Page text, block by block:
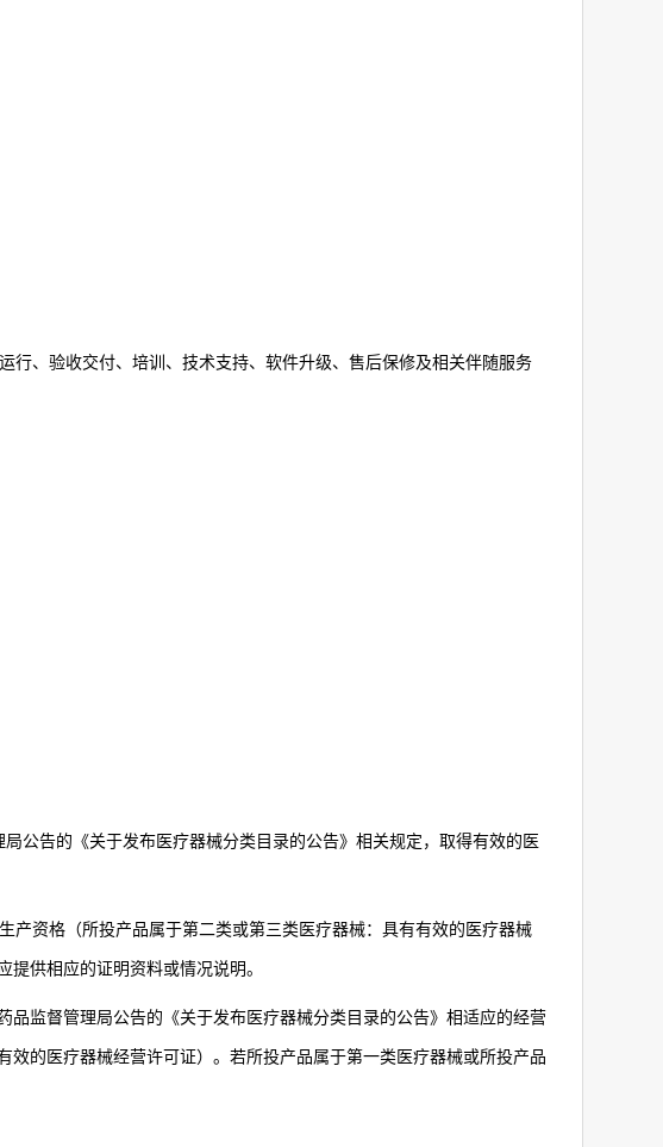
行、验收交付、培训、技术支持、软件升级、售后保修及相关伴随服务
公告的《关于发布医疗器械分类目录的公告》相关规定，取得有效的医
产资格（所投产品属于第二类或第三类医疗器械：具有有效的医疗器械
供相应的证明资料或情况说明。
品监督管理局公告的《关于发布医疗器械分类目录的公告》相适应的经营
的医疗器械经营许可证）。若所投产品属于第一类医疗器械或所投产品